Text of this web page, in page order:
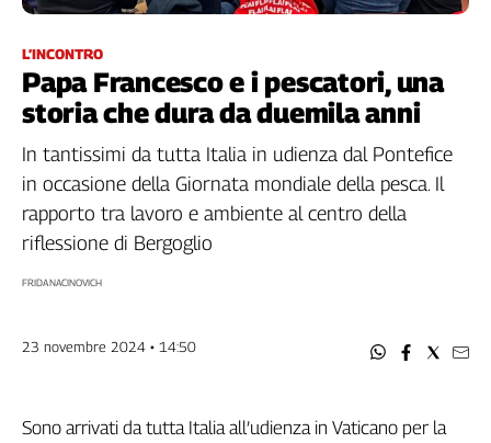
Internazionale
Categorie
Filcams
Filctem
Fillea
Fiom
Flai
Fp
Spi
L’INCONTRO
Papa Francesco e i pescatori, una
storia che dura da duemila anni
In tantissimi da tutta Italia in udienza dal Pontefice
in occasione della Giornata mondiale della pesca. Il
rapporto tra lavoro e ambiente al centro della
riflessione di Bergoglio
FRIDA NACINOVICH
23 novembre 2024 • 14:50
Sono arrivati da tutta Italia all’udienza in Vaticano per la